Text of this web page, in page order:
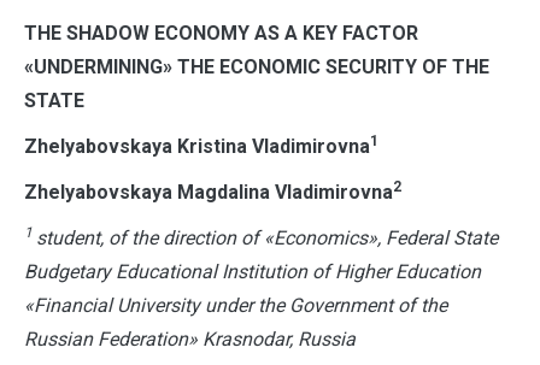
THE SHADOW ECONOMY AS A KEY FACTOR
«UNDERMINING» THE ECONOMIC SECURITY OF THE
STATE
Zhelyabovskaya Kristina Vladimirovna1
Zhelyabovskaya Magdalina Vladimirovna2
1 student, of the direction of «Economics», Federal State
Budgetary Educational Institution of Higher Education
«Financial University under the Government of the
Russian Federation» Krasnodar, Russia